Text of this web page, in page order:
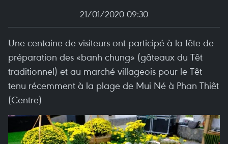
21/01/2020 09:30
Une centaine de visiteurs ont participé à la fête de
préparation des «banh chung» (gâteaux du Têt
traditionnel) et au marché villageois pour le Têt
tenu récemment à la plage de Mui Né à Phan Thiêt
(Centre)